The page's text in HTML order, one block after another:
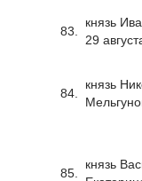
83.
князь
29
84.
князь
85.
князь